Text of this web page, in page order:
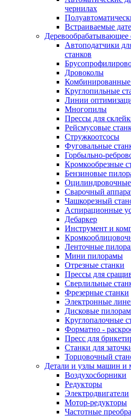
чернилах
Встраиваемые
Деревообрабатывающее
Автоподатчики
станков
Дровоколы
Комбинированные
Круглопильные
Линии
Многопилы
Прессы для
Рейсмусовые
Стружкоотсосы
Фуговальные
Горбыльно-
Кромкообрезные
Бензиновые
Оцилиндровочные
Сварочный
Чашкорезный
Аспирационные
Дебаркер
Инструмент и
Ленточные
Мини пилорамы
Отрезные станки
Прессы для
Сверлильные
Фрезерные станки
Электронные
Дисковые
Круглопалочные
Форматно -
Пресс для
Станки для
Торцовочный
Детали и узлы машин и
Воздухосборники
Редукторы
Электродвигатели
Мотор-редукторы
Частотные